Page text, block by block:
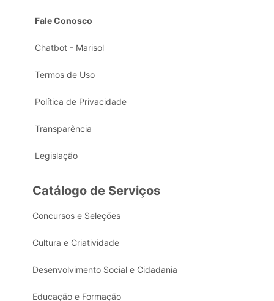
Fale Conosco
Chatbot - Marisol
Termos de Uso
Política de Privacidade
Transparência
Legislação
Catálogo de Serviços
Concursos e Seleções
Cultura e Criatividade
Desenvolvimento Social e Cidadania
Educação e Formação